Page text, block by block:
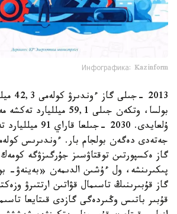
Инфографика: Kazinform
2013 -
بولسا، وتكەن جىلى 59,1
ۇلعايدى. 2030 -جىلعا
جەتەدى دەگەن بولجام بار. ءوندىرىس
گاز ەكسپورتىن توقتاۋسىز جۇرگىزۋگە كومەك
پىكىرىنشە، ول ءۇشىن الدىمەن
گاز قۇبىرىنىڭ تاسىمال قۋاتىن ارتتىرۋ
قۇبىر باتىس وڭىردەگى گازدى قىتايعا